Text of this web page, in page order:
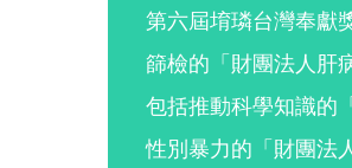
第六屆堉璘台灣奉獻
篩檢的「財團法人肝
包括推動科學知識的
性別暴力的「財團法